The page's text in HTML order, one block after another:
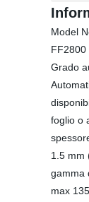
Model
FF2800
Grado
foglio o
1.5 mm
gamma
max